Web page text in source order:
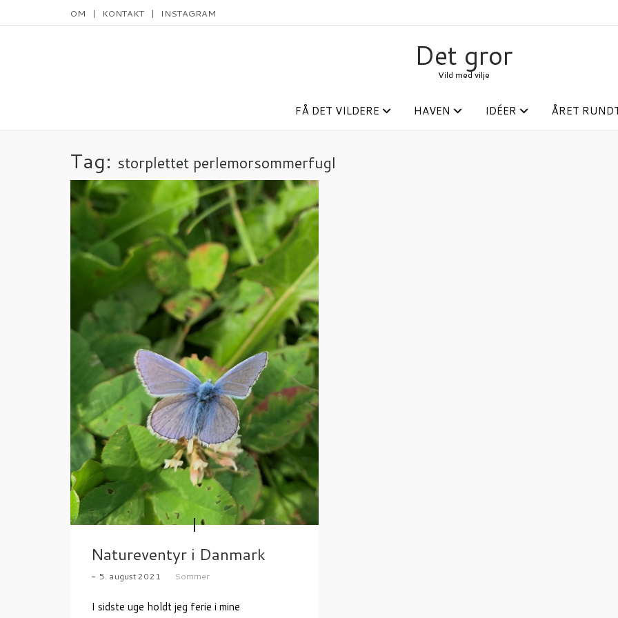
to
OM KONTAKT INSTAGRAM
Det gror
Vild med vilje
FÅ DET VILDERE HAVEN IDÉER ÅRET
Tag: storplettet perlemorsommerfugl
Natureventyr i Danmark
5. august 2021 Sommer
I sidste uge holdt jeg ferie i mine